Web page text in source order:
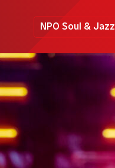
NPO Soul & Jazz